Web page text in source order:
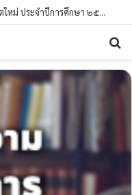
ประกาศ รายชื่อผู้มีสิทธิ์สอบคัดเลือกนิสิตใหม่ ประจำปีการศึกษา ๒๕๖๙ (รอบที่ ๓) ระดับปริญญาตรี